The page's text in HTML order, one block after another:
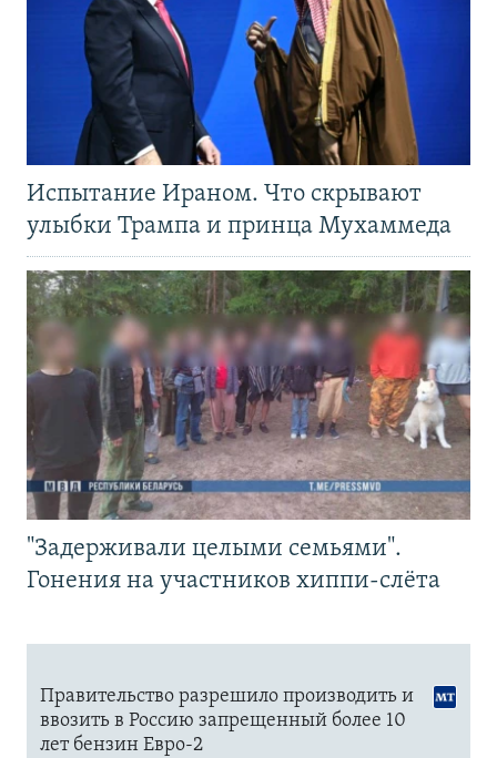
Испытание Ираном. Что скрывают
улыбки Трампа и принца Мухаммеда
"Задерживали целыми семьями".
Гонения на участников хиппи-слёта